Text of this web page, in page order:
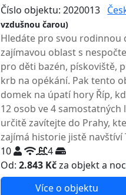
Číslo objektu: 2020013
vzdušnou čarou)
Hledáte pro svou rodinnou
zajímavou oblast s
pro děti bazén, pískoviště,
krb na opékání. Pak tento
domek na úpatí hory Říp,
12 osob ve 4
určitě zavítejte do Prahy,
zajímá historie jistě navštíví
10
4
Od:2.843 Kčza objekt a noc
Více o objektu